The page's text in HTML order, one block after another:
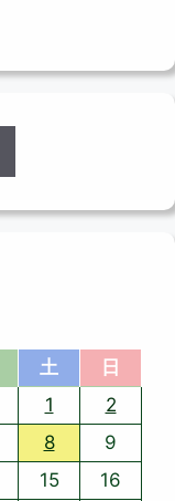
土
日
1
2
8
9
15
16